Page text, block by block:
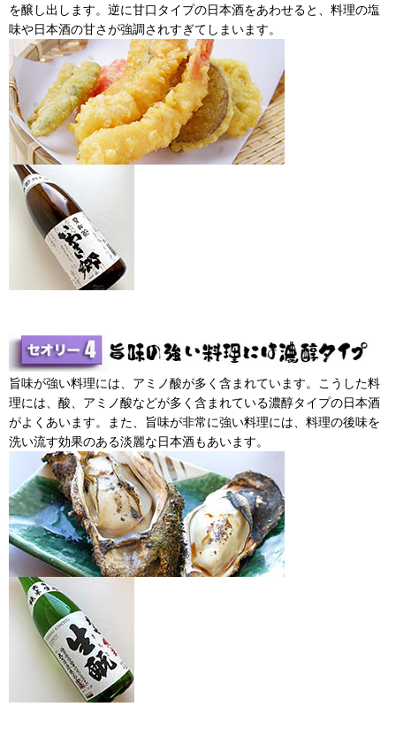
を醸し出します。逆に甘口タイプの日本酒をあわせると、料理の塩
味や日本酒の甘さが強調されすぎてしまいます。
旨味が強い料理には、アミノ酸が多く含まれています。こうした料
理には、酸、アミノ酸などが多く含まれている濃醇タイプの日本酒
がよくあいます。また、旨味が非常に強い料理には、料理の後味を
洗い流す効果のある淡麗な日本酒もあいます。